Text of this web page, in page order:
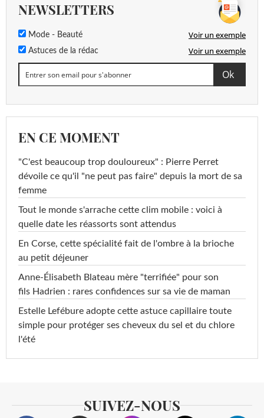
NEWSLETTERS
Mode - Beauté Voir un exemple
Astuces de la rédac Voir un exemple
EN CE MOMENT
"C'est beaucoup trop douloureux" : Pierre Perret
dévoile ce qu'il "ne peut pas faire" depuis la mort de sa
femme
Tout le monde s'arrache cette clim mobile : voici à
quelle date les réassorts sont attendus
En Corse, cette spécialité fait de l'ombre à la brioche
au petit déjeuner
Anne-Élisabeth Blateau mère "terrifiée" pour son
fils Hadrien : rares confidences sur sa vie de maman
Estelle Lefébure adopte cette astuce capillaire toute
simple pour protéger ses cheveux du sel et du chlore
l'été
SUIVEZ-NOUS